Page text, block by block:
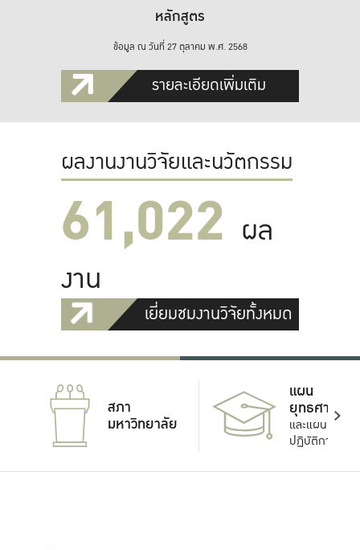
หลักสูตร
ข้อมูล ณ วันที่ 27 ตุลาคม พ.ศ. 2568
รายละเอียดเพิ่มเติม
ผลงานงานวิจัยและนวัตกรรม
61,022 ผล
งาน
เยี่ยมชมงานวิจัยทั้งหมด
สภา
มหาวิทยาลัย
แผน
ยุทธศาสตร์
และแผน
ปฏิบัติการ